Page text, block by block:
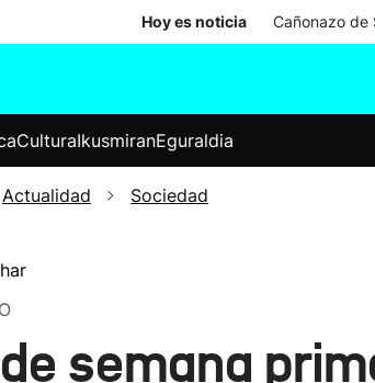
Hoy es noticia Cañonazo de
Elecciones
CulturaIkusmiranEguraldia
Actualidad Sociedad
semana